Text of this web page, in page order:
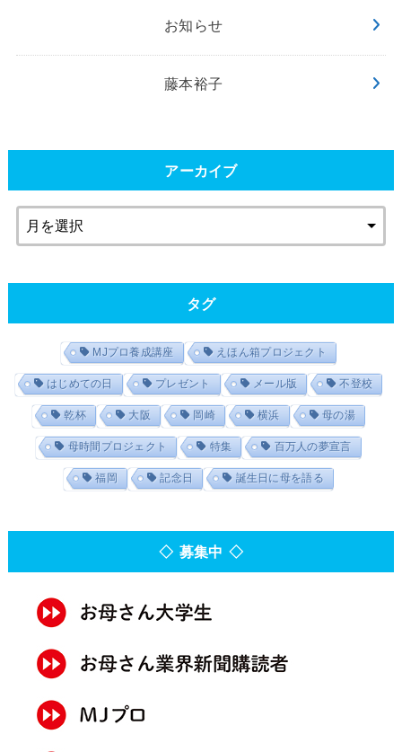
お知らせ
藤本裕子
アーカイブ
タグ
MJプロ養成講座 えほん箱プロジェクト
はじめての日 プレゼント メール版 不登校
乾杯 大阪 岡崎 横浜 母の湯
母時間プロジェクト 特集 百万人の夢宣言
福岡 記念日 誕生日に母を語る
◇ 募集中 ◇